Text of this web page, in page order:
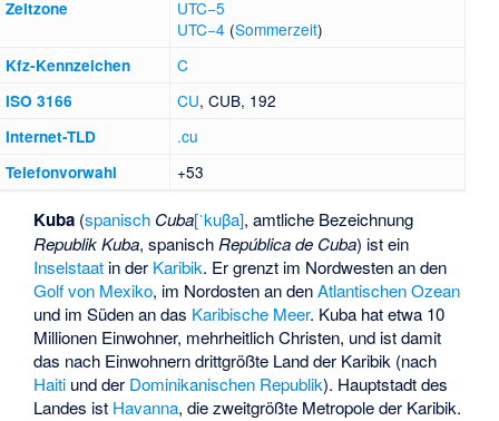
Zeitzone
UTC−5
UTC−4 (Sommerzeit)
Kfz-Kennzeichen C
ISO 3166 CU, CUB, 192
Internet-TLD .cu
Telefonvorwahl +53
Kuba (spanisch Cuba[ˈkuβa], amtliche Bezeichnung
Republik Kuba, spanisch República de Cuba) ist ein
Inselstaat in der Karibik. Er grenzt im Nordwesten an den
Golf von Mexiko, im Nordosten an denAtlantischen Ozean
und im Süden an das Karibische Meer. Kuba hat etwa 10
Millionen Einwohner, mehrheitlich Christen, und ist damit
das nach Einwohnern drittgrößte Land der Karibik (nach
Haiti und der Dominikanischen Republik). Hauptstadt des
Landes ist Havanna, die zweitgrößte Metropole der Karibik.